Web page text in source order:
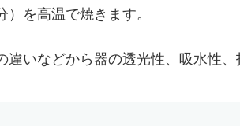
を高温で焼きます。
違いなどから器の透光性、吸水性、